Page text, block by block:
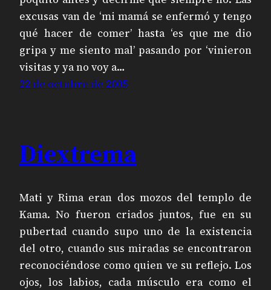
excusas van de ‘mi mamá se enfermó y tengo
qué hacer de comer’ hasta ‘es que me dio
gripa y me siento mal’ pasando por ‘vinieron
visitas y ya no voy a…
22 de octubre de 2005
Diextrema
Mati y Rima eran dos mozos del templo de
Kama. No fueron criados juntos, fue en su
pubertad cuando supo uno de la existencia
del otro, cuando sus miradas se encontraron
reconociéndose como quien ve su reflejo. Los
ojos, los labios, cada músculo era como el